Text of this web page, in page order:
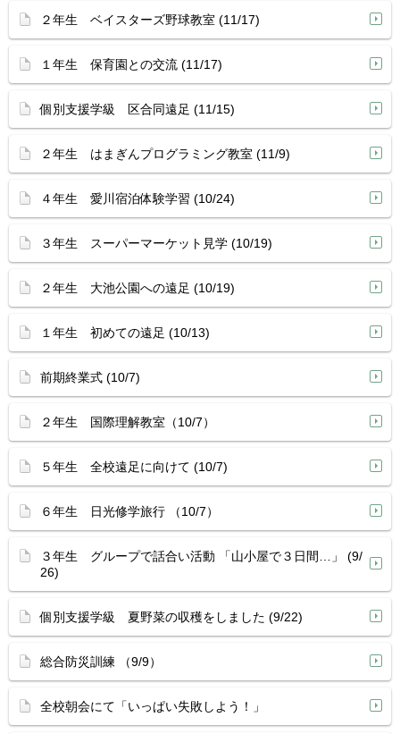
２年生 ベイスターズ野球教室 (11/17)
１年生 保育園との交流 (11/17)
個別支援学級 区合同遠足 (11/15)
２年生 はまぎんプログラミング教室 (11/9)
４年生 愛川宿泊体験学習 (10/24)
３年生 スーパーマーケット見学 (10/19)
２年生 大池公園への遠足 (10/19)
１年生 初めての遠足 (10/13)
前期終業式 (10/7)
２年生 国際理解教室（10/7）
５年生 全校遠足に向けて (10/7)
６年生 日光修学旅行 （10/7）
３年生 グループで話合い活動 「山小屋で３日間…」 (9/
26)
個別支援学級 夏野菜の収穫をしました (9/22)
総合防災訓練 （9/9）
全校朝会にて「いっぱい失敗しよう！」